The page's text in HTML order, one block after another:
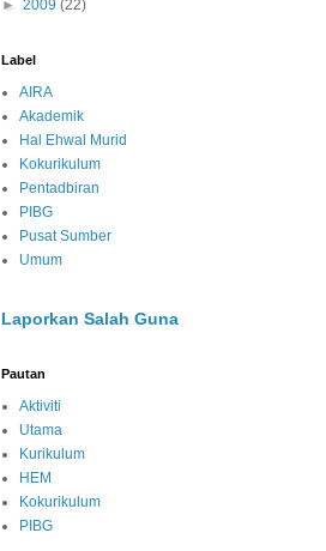
► 2009 (22)
Label
AIRA
Akademik
Hal Ehwal Murid
Kokurikulum
Pentadbiran
PIBG
Pusat Sumber
Umum
Laporkan Salah Guna
Pautan
Aktiviti
Utama
Kurikulum
HEM
Kokurikulum
PIBG